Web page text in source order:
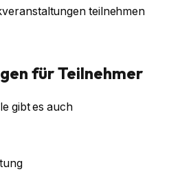
teilnehmen
für Teilnehmer
gibt es auch